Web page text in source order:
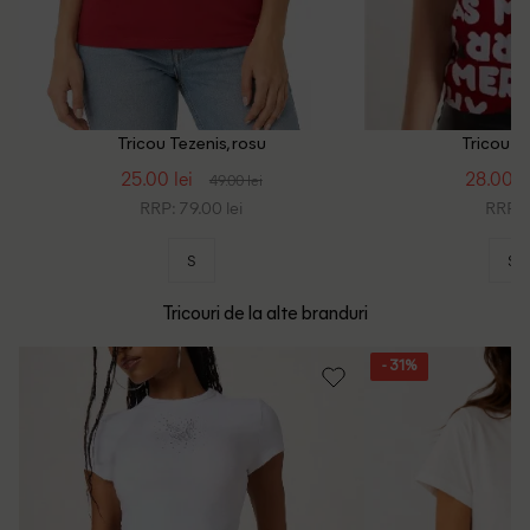
Tricou Tezenis, rosu
25.00 lei 49.00 lei
RRP: 79.00 lei
S
Tricou
28.00
RRP:
S
Tricouri de la alte branduri
- 31%